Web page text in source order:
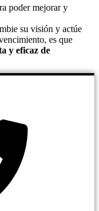
poder mejorar y
su visión y actúe
es que
y eficaz de